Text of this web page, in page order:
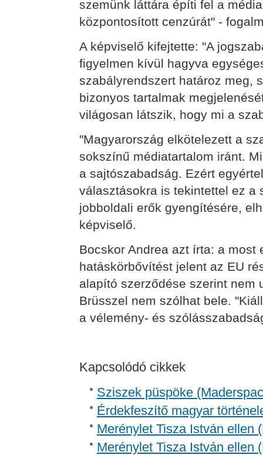
szemünk láttára építi fel a
központosított cenzúrát" -
A képviselő kifejtette: "A
figyelmen kívül hagyva
szabályrendszert határoz meg,
bizonyos tartalmak
világosan látszik, hogy mi a
"Magyarország elkötelezett a
sokszínű médiatartalom iránt.
a sajtószabadság. Ezért
választásokra is tekintettel ez a
jobboldali erők gyengítésére,
képviselő.
Bocskor Andrea azt írta: a
hatáskörbővítést jelent az EU
alapító szerződése szerint nem
Brüsszel nem szólhat bele.
a vélemény- és
Kapcsolódó cikkek
Sziszek püspöke
Érdekfeszítő magyar
Merénylet Tisza István ellen
Merénylet Tisza István ellen